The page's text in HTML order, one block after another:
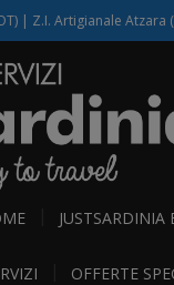
| Z.I. Artigianale Atzara
JUSTSARDINIA
OFFERTE